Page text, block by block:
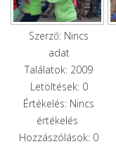
Szerző: Nincs
adat
Találatok: 2009
Letöltések: 0
Értékelés: Nincs
értékelés
Hozzászólások: 0